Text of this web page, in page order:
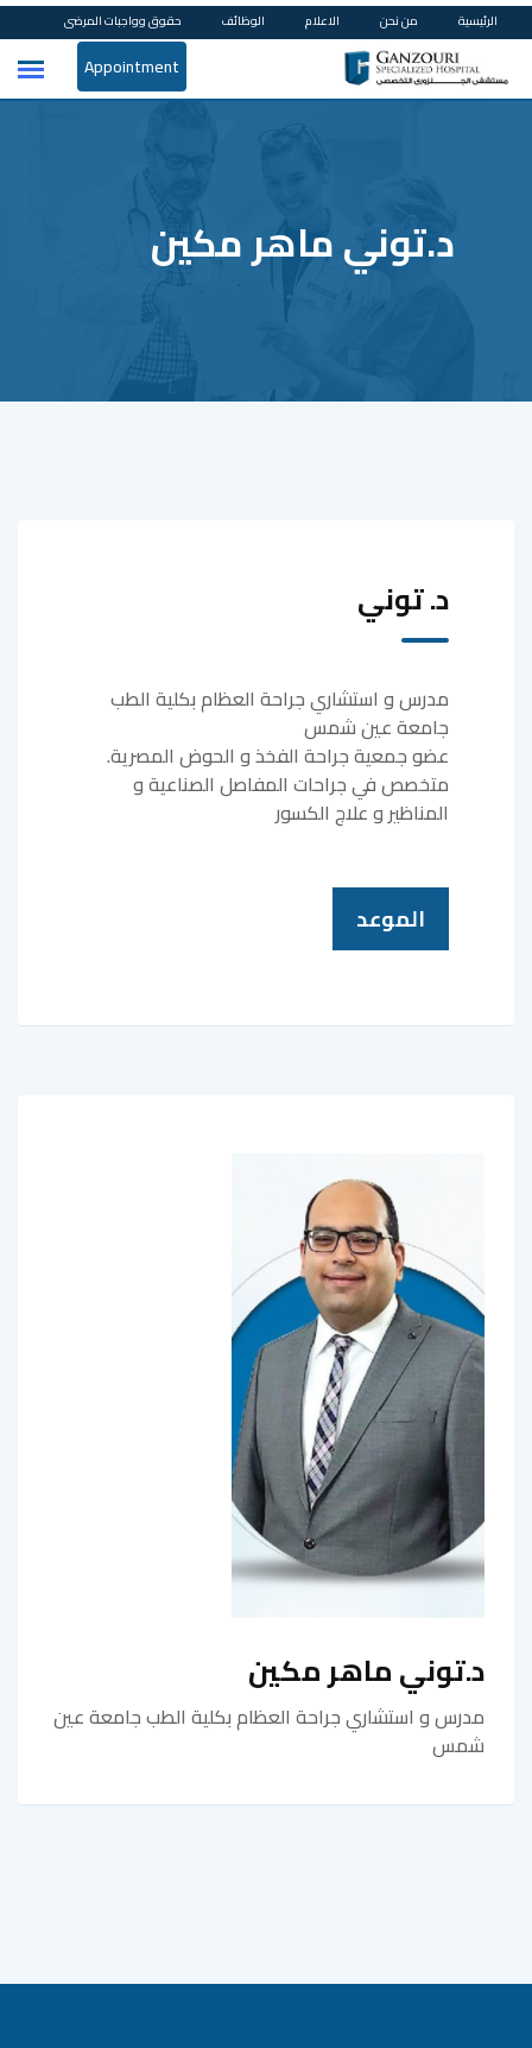
Skip
to
content
الرئيسية من نحن الاعلام الوظائف حقوق وواجبات المرضى
Appointment
د.توني ماهر مكين
د. توني
مدرس و استشاري جراحة العظام بكلية الطب
جامعة عين شمس
عضو جمعية جراحة الفخذ و الحوض المصرية.
متخصص في جراحات المفاصل الصناعية و
المناظير و علاج الكسور
الموعد
د.توني ماهر مكين
مدرس و استشاري جراحة العظام بكلية الطب جامعة عين
شمس